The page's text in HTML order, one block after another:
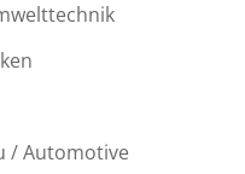
/ Automotive